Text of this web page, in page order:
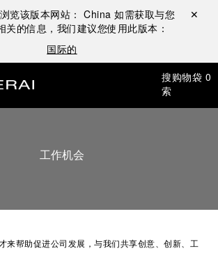
览该版本网站： China 如需获取与您
关的信息，我们建议您使用此版本：
国际的
关闭 ✕
搜
索
购物袋 0
工作机会
来帮助促进公司发展，与我们共享创意、创新、工